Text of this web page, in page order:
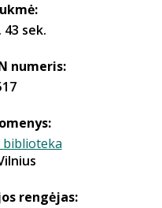
43 sek.
numeris:
biblioteka
rengėjas: